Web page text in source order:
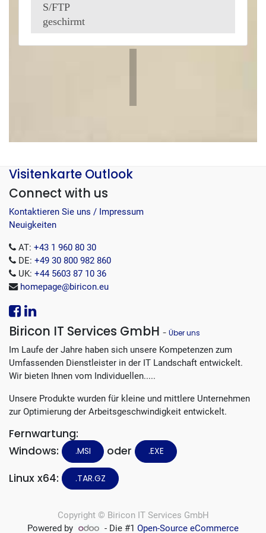
S/FTP
geschirmt
Visitenkarte Outlook
Connect with us
Kontaktieren Sie uns / Impressum
Neuigkeiten
AT: +43 1 960 80 30
DE: +49 30 800 982 860
UK: +44 5603 87 10 36
homepage@biricon.eu
Biricon IT Services GmbH - Über uns
Im Laufe der Jahre haben sich unsere Kompetenzen zum
Umfassenden Dienstleister in der IT Landschaft entwickelt.
Wir bieten Ihnen vom Individuellen.....
Unsere Produkte wurden für kleine und mittlere Unternehmen
zur Optimierung der Arbeitsgeschwindigkeit entwickelt.
Fernwartung:
Windows:
.MSI oder .EXE
Linux x64: .TAR.GZ
Copyright © Biricon IT Services GmbH
Powered by
- Die #1 Open-Source eCommerce